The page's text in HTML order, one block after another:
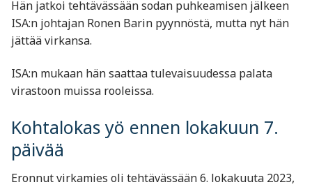
Hän jatkoi tehtävässään sodan puhkeamisen jälkeen
ISA:n johtajan Ronen Barin pyynnöstä, mutta nyt hän
jättää virkansa.
ISA:n mukaan hän saattaa tulevaisuudessa palata
virastoon muissa rooleissa.
Kohtalokas yö ennen lokakuun 7.
päivää
Eronnut virkamies oli tehtävässään 6. lokakuuta 2023,